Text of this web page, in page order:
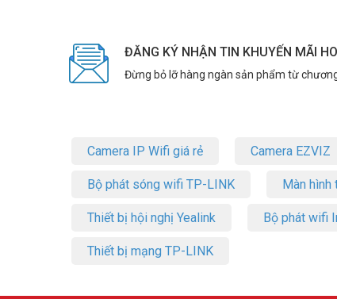
ĐĂNG KÝ NHẬN TIN KHUYẾN MÃI
Đừng bỏ lỡ hàng ngàn sản phẩm từ
Camera IP Wifi giá rẻ Camera EZVIZ
Bộ phát sóng wifi TP-LINK Màn hình
Thiết bị hội nghị Yealink Bộ phát wifi
Thiết bị mạng TP-LINK